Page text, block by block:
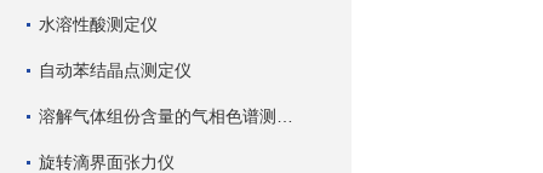
水溶性酸测定仪
自动苯结晶点测定仪
旋转滴界面张力仪